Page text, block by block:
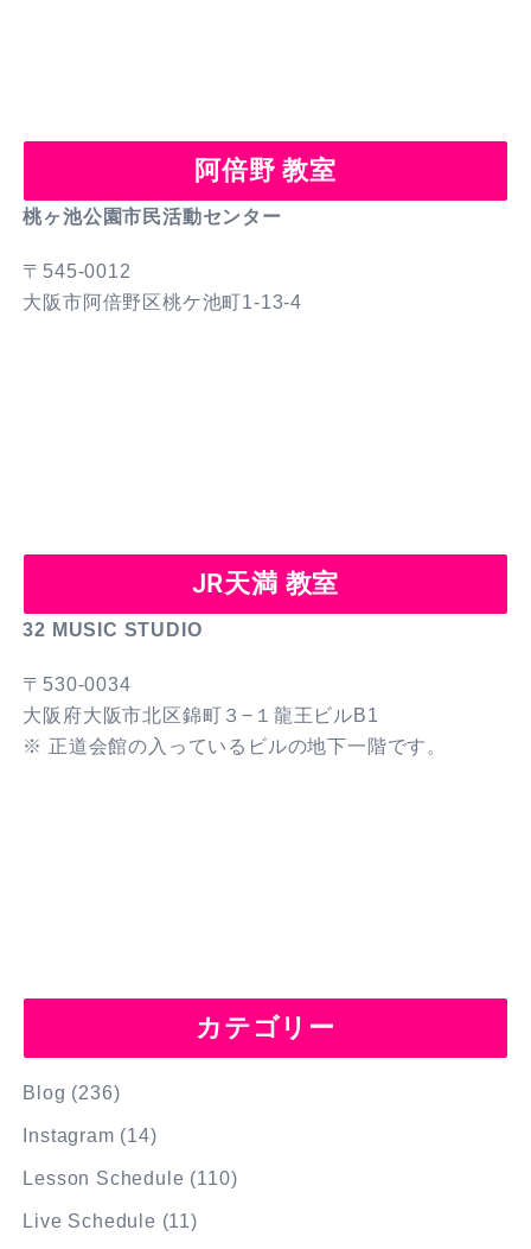
阿倍野 教室
桃ヶ池公園市民活動センター
〒545-0012
大阪市阿倍野区桃ケ池町1-13-4
JR天満 教室
32 MUSIC STUDIO
〒530-0034
大阪府大阪市北区錦町３−１龍王ビルB1
※ 正道会館の入っているビルの地下一階です。
カテゴリー
Blog (236)
Instagram (14)
Lesson Schedule (110)
Live Schedule (11)